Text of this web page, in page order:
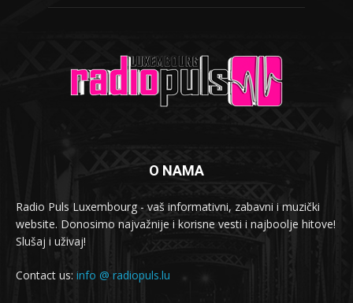
O NAMA
Radio Puls Luxembourg - vaš informativni, zabavni i muzički
website. Donosimo najvažnije i korisne vesti i najboolje hitove!
Slušaj i uživaj!
Contact us: info @ radiopuls.lu